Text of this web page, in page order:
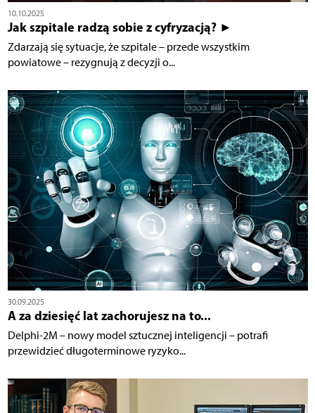
10.10.2025
Jak szpitale radzą sobie z cyfryzacją? ►
Zdarzają się sytuacje, że szpitale – przede wszystkim
powiatowe – rezygnują z decyzji o...
30.09.2025
A za dziesięć lat zachorujesz na to...
Delphi-2M – nowy model sztucznej inteligencji – potrafi
przewidzieć długoterminowe ryzyko...